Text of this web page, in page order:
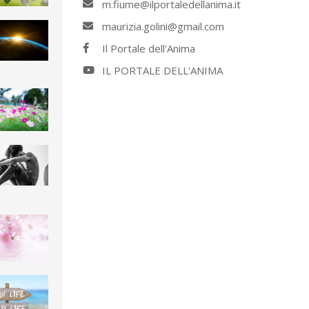
m.fiume@ilportaledellanima.it
maurizia.golini@gmail.com
Il Portale dell'Anima
IL PORTALE DELL'ANIMA